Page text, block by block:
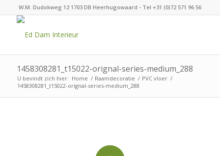
W.M. Dudokweg 12 1703 DB Heerhugowaard - Tel +31 (0)72 571 96 56
1458308281_t15022-orignal-series-medium_288
U bevindt zich hier: Home / Raamdecoratie / PVC vloer /
1458308281_t15022-orignal-series-medium_288